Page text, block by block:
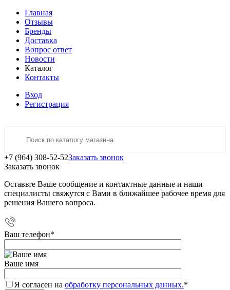
Главная
Отзывы
Бренды
Доставка
Вопрос ответ
Новости
Каталог
Контакты
Вход
Регистрация
+7 (964) 308-52-52Заказать звонок
Заказать звонок
Оставьте Ваше сообщение и контактные данные и наши
специалисты свяжутся с Вами в ближайшее рабочее время для
решения Вашего вопроса.
Ваш телефон*
Ваше имя
Я согласен на обработку персональных данных.*